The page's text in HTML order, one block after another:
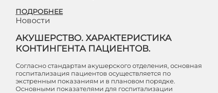
ПОДРОБНЕЕ
Новости
АКУШЕРСТВО. ХАРАКТЕРИСТИКА
КОНТИНГЕНТА ПАЦИЕНТОВ.
Согласно стандартам акушерского отделения, основная
госпитализация пациентов осуществляется по
экстренным показаниям и в плановом порядке.
Основными показателями для госпитализации